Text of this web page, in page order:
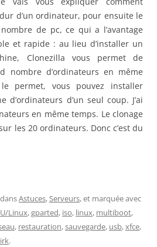
d’un ordinateur, pour ensuite le
de pc, ce qui a l’avantage
et rapide : au lieu d’installer un
Clonezilla vous permet de
nombre d’ordinateurs en même
permet, vous pouvez installer
d’ordinateurs d’un seul coup. J’ai
en même temps. Le clonage
les 20 ordinateurs. Donc c’est du
Astuces,Serveurs, et marquée avec
Linux,gparted, iso, linux, multiboot,
, restauration,sauvegarde, usb,xfce,
.